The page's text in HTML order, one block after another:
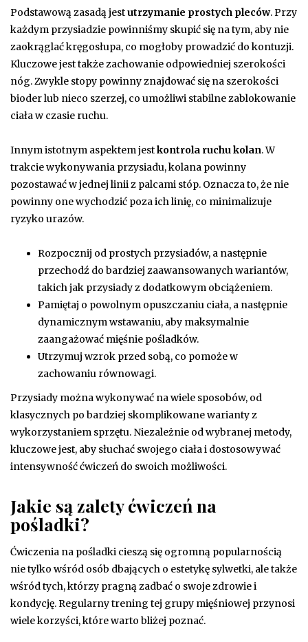
Podstawową zasadą jestutrzymanie prostych pleców. Przy
każdym przysiadzie powinniśmy skupić się na tym, aby nie
zaokrąglać kręgosłupa, co mogłoby prowadzić do kontuzji.
Kluczowe jest także zachowanie odpowiedniej szerokości
nóg. Zwykle stopy powinny znajdować się na szerokości
bioder lub nieco szerzej, co umożliwi stabilne zablokowanie
ciała w czasie ruchu.
Innym istotnym aspektem jestkontrola ruchu kolan. W
trakcie wykonywania przysiadu, kolana powinny
pozostawać w jednej linii z palcami stóp. Oznacza to, że nie
powinny one wychodzić poza ich linię, co minimalizuje
ryzyko urazów.
Rozpocznij od prostych przysiadów, a następnie
przechodź do bardziej zaawansowanych wariantów,
takich jak przysiady z dodatkowym obciążeniem.
Pamiętaj o powolnym opuszczaniu ciała, a następnie
dynamicznym wstawaniu, aby maksymalnie
zaangażować mięśnie pośladków.
Utrzymuj wzrok przed sobą, co pomoże w
zachowaniu równowagi.
Przysiady można wykonywać na wiele sposobów, od
klasycznych po bardziej skomplikowane warianty z
wykorzystaniem sprzętu. Niezależnie od wybranej metody,
kluczowe jest, aby słuchać swojego ciała i dostosowywać
intensywność ćwiczeń do swoich możliwości.
Jakie są zalety ćwiczeń na
pośladki?
Ćwiczenia na pośladki cieszą się ogromną popularnością
nie tylko wśród osób dbających o estetykę sylwetki, ale także
wśród tych, którzy pragną zadbać o swoje zdrowie i
kondycję. Regularny trening tej grupy mięśniowej przynosi
wiele korzyści, które warto bliżej poznać.